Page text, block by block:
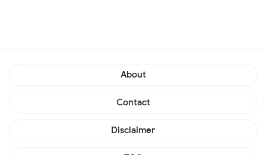
About
Contact
Disclaimer